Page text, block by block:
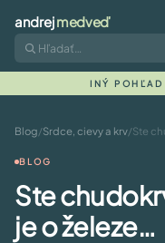
andrejmedveď
INÝ
Blog/Srdce, cievy a krv/Ste
BLOG
Ste
je o železe…